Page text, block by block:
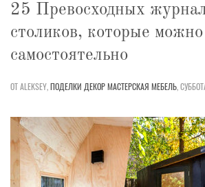
25 Превосходных
столиков, которые можно
самостоятельно
ОТ ALEKSEY,ПОДЕЛКИ ДЕКОРМАСТЕРСКАЯ МЕБЕЛЬ,